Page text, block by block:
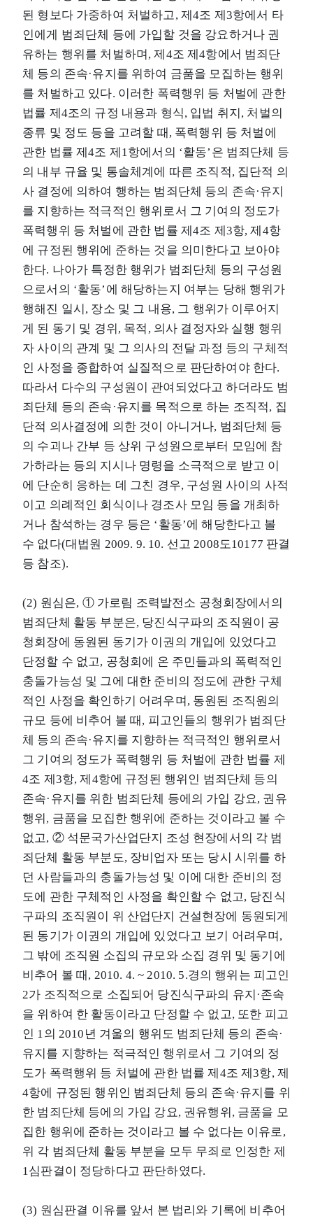
된 형보다 가중하여 처벌하고, 제4조 제3항에서 타
인에게 범죄단체 등에 가입할 것을 강요하거나 권
유하는 행위를 처벌하며, 제4조 제4항에서 범죄단
체 등의 존속·유지를 위하여 금품을 모집하는 행위
를 처벌하고 있다. 이러한 폭력행위 등 처벌에 관한
법률 제4조의 규정 내용과 형식, 입법 취지, 처벌의
종류 및 정도 등을 고려할 때, 폭력행위 등 처벌에
관한 법률 제4조 제1항에서의 ‘활동’은 범죄단체 등
의 내부 규율 및 통솔체계에 따른 조직적, 집단적 의
사 결정에 의하여 행하는 범죄단체 등의 존속·유지
를 지향하는 적극적인 행위로서 그 기여의 정도가
폭력행위 등 처벌에 관한 법률 제4조 제3항, 제4항
에 규정된 행위에 준하는 것을 의미한다고 보아야
한다. 나아가 특정한 행위가 범죄단체 등의 구성원
으로서의 ‘활동’에 해당하는지 여부는 당해 행위가
행해진 일시, 장소 및 그 내용, 그 행위가 이루어지
게 된 동기 및 경위, 목적, 의사 결정자와 실행 행위
자 사이의 관계 및 그 의사의 전달 과정 등의 구체적
인 사정을 종합하여 실질적으로 판단하여야 한다.
따라서 다수의 구성원이 관여되었다고 하더라도 범
죄단체 등의 존속·유지를 목적으로 하는 조직적, 집
단적 의사결정에 의한 것이 아니거나, 범죄단체 등
의 수괴나 간부 등 상위 구성원으로부터 모임에 참
가하라는 등의 지시나 명령을 소극적으로 받고 이
에 단순히 응하는 데 그친 경우, 구성원 사이의 사적
이고 의례적인 회식이나 경조사 모임 등을 개최하
거나 참석하는 경우 등은 ‘활동’에 해당한다고 볼
수 없다(대법원 2009. 9. 10. 선고 2008도10177 판결
등 참조).
(2) 원심은, ① 가로림 조력발전소 공청회장에서의
범죄단체 활동 부분은, 당진식구파의 조직원이 공
청회장에 동원된 동기가 이권의 개입에 있었다고
단정할 수 없고, 공청회에 온 주민들과의 폭력적인
충돌가능성 및 그에 대한 준비의 정도에 관한 구체
적인 사정을 확인하기 어려우며, 동원된 조직원의
규모 등에 비추어 볼 때, 피고인들의 행위가 범죄단
체 등의 존속·유지를 지향하는 적극적인 행위로서
그 기여의 정도가 폭력행위 등 처벌에 관한 법률 제
4조 제3항, 제4항에 규정된 행위인 범죄단체 등의
존속·유지를 위한 범죄단체 등에의 가입 강요, 권유
행위, 금품을 모집한 행위에 준하는 것이라고 볼 수
없고, ② 석문국가산업단지 조성 현장에서의 각 범
죄단체 활동 부분도, 장비업자 또는 당시 시위를 하
던 사람들과의 충돌가능성 및 이에 대한 준비의 정
도에 관한 구체적인 사정을 확인할 수 없고, 당진식
구파의 조직원이 위 산업단지 건설현장에 동원되게
된 동기가 이권의 개입에 있었다고 보기 어려우며,
그 밖에 조직원 소집의 규모와 소집 경위 및 동기에
비추어 볼 때, 2010. 4. ~ 2010. 5.경의 행위는 피고인
2가 조직적으로 소집되어 당진식구파의 유지·존속
을 위하여 한 활동이라고 단정할 수 없고, 또한 피고
인 1의 2010년 겨울의 행위도 범죄단체 등의 존속·
유지를 지향하는 적극적인 행위로서 그 기여의 정
도가 폭력행위 등 처벌에 관한 법률 제4조 제3항, 제
4항에 규정된 행위인 범죄단체 등의 존속·유지를 위
한 범죄단체 등에의 가입 강요, 권유행위, 금품을 모
집한 행위에 준하는 것이라고 볼 수 없다는 이유로,
위 각 범죄단체 활동 부분을 모두 무죄로 인정한 제
1심판결이 정당하다고 판단하였다.
(3) 원심판결 이유를 앞서 본 법리와 기록에 비추어